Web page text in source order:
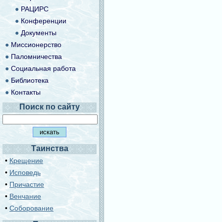
● РАЦИРС
● Конференции
● Документы
●Миссионерство
● Паломничества
●Социальная работа
● Библиотека
● Контакты
Поиск по сайту
Таинства
• Крещение
• Исповедь
• Причастие
• Венчание
• Соборование